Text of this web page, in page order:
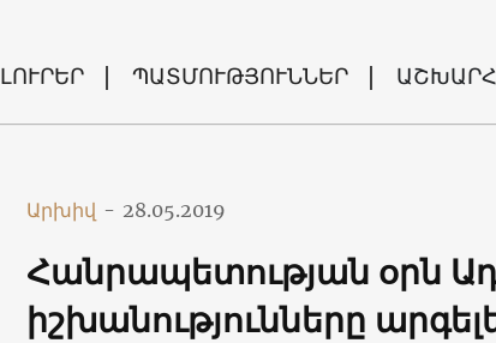
ԼՈՒՐԵՐ ՊԱՏՄՈՒԹՅՈՒՆՆԵՐ
Արխիվ - 28.05.2019
Հանրապետության օրն
իշխանությունները